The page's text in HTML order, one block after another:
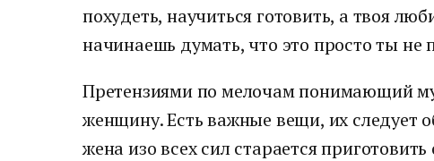
похудеть, научиться готовить, а твоя
начинаешь думать, что это просто ты не
Претензиями по мелочам понимающий
женщину. Есть важные вещи, их следует
жена изо всех сил старается